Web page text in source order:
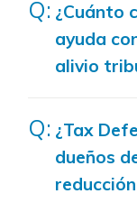
¿Cuánto
ayuda
alivio
¿Tax
dueños